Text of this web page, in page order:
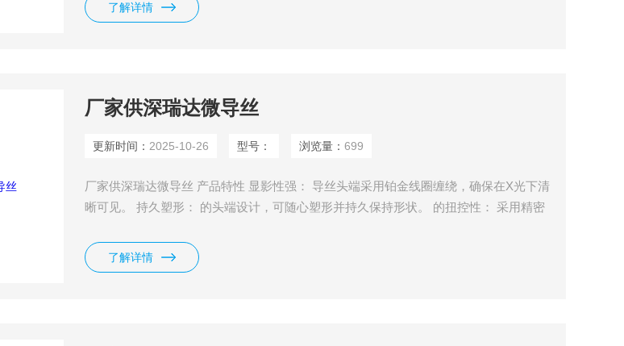
了解详情
厂家供深瑞达微导丝
更新时间： 2025-10-26 型号： 浏览量：699
厂家供深瑞达微导丝 产品特性 显影性强： 导丝头端采用铂金线圈缠绕，确保在X光下清
晰可见。 持久塑形： 的头端设计，可随心塑形并持久保持形状。 的扭控性： 采用精密
了解详情